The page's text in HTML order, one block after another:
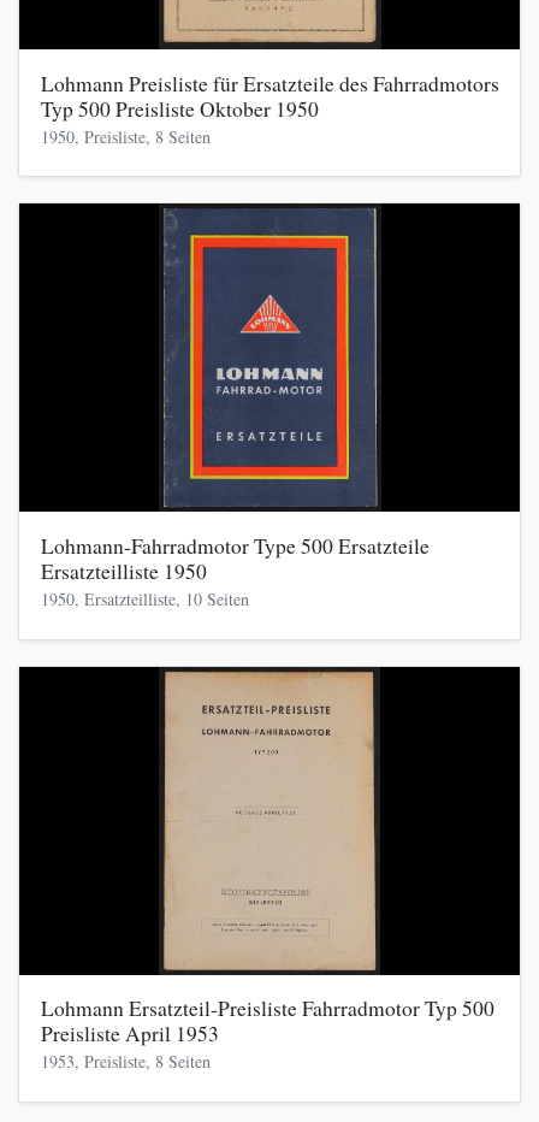
Lohmann Preisliste für Ersatzteile des Fahrradmotors
Typ 500 Preisliste Oktober 1950
1950, Preisliste, 8 Seiten
Lohmann-Fahrradmotor Type 500 Ersatzteile
Ersatzteilliste 1950
1950, Ersatzteilliste, 10 Seiten
Lohmann Ersatzteil-Preisliste Fahrradmotor Typ 500
Preisliste April 1953
1953, Preisliste, 8 Seiten